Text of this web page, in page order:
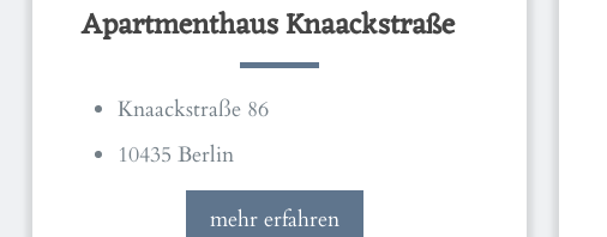
Apartmenthaus Knaackstraße
Knaackstraße 86
10435 Berlin
mehr erfahren